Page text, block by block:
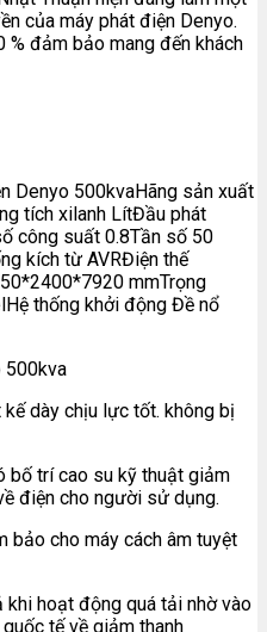
của máy phát điện Denyo.
% đảm bảo mang đến khách
Denyo 500kvaHãng sản xuất
tích xilanh LítĐầu phát
công suất 0.8Tần số 50
kích từ AVRĐiện thế
mmTrọng
thống khởi động Đề nổ
500kva
dày chịu lực tốt. không bị
bố trí cao su kỹ thuật giảm
điện cho người sử dụng.
bảo cho máy cách âm tuyệt
hoạt động quá tải nhờ vào
tế về giảm thanh